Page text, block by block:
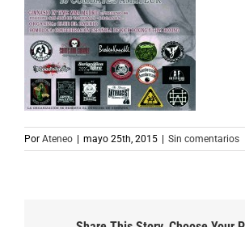
Por Ateneo mayo 25th, 2015 Sin comentarios